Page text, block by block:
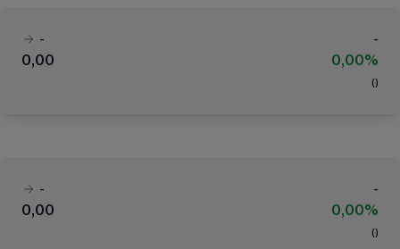
-
-
0,00
0,00%
( )
-
-
0,00
0,00%
( )